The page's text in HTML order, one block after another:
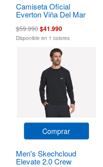
Camiseta Oficial
Everton Viña Del Mar
$59.990$41.990
Disponible en 1 colores
Comprar
Men's Skechcloud
Elevate 2.0 Crew